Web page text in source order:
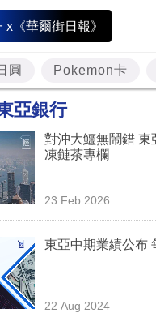
x《華爾街日報》
圓 Pokemon卡
亞銀行
對沖大鱷無鬧錯 東
凍鏈茶專欄
23 Feb 2026
東亞中期業績公布
22 Aug 2024